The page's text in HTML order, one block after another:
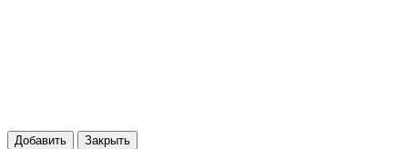
Добавить Закрыть